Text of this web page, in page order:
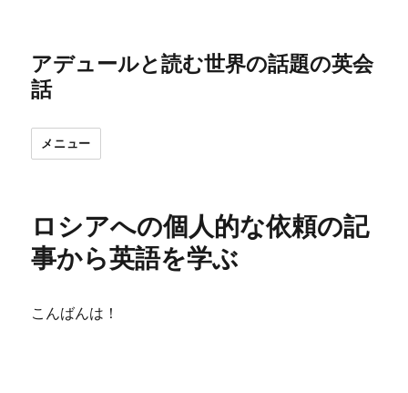
アデュールと読む世界の話題の英会
話
メニュー
ロシアへの個人的な依頼の記
事から英語を学ぶ
こんばんは！